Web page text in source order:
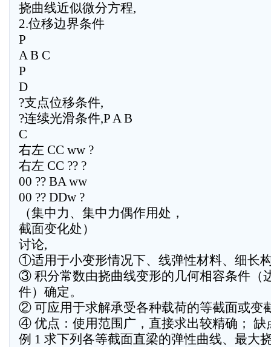
挠曲线近似微分方程,
2.位移边界条件
P
A B C
P
D
?支点位移条件,
?连续光滑条件,P A B
C
右左 CC ww ?
右左 CC ?? ?
00 ?? BA ww
00 ?? DDw ?
（集中力、集中力偶作用处，
截面变化处）
讨论,
①适用于小变形情况下、线弹性材料、细长
③ 积分常数由挠曲线变形的几何相容条件（
件）确定。
② 可应用于求解承受各种载荷的等截面或变
④ 优点：使用范围广，直接求出较精确； 缺
例 1 求下列各等截面直梁的弹性曲线、最大